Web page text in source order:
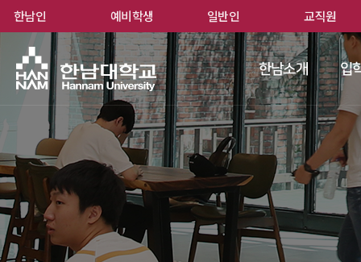
한
한남소개 입
한남인 예비학생 일반인 교직원